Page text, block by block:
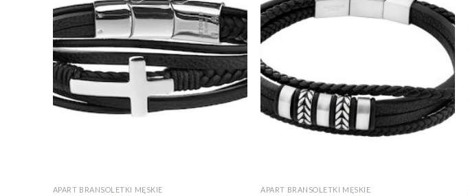
APART BRANSOLETKI MĘSKIE APART BRANSOLETKI MĘSKIE